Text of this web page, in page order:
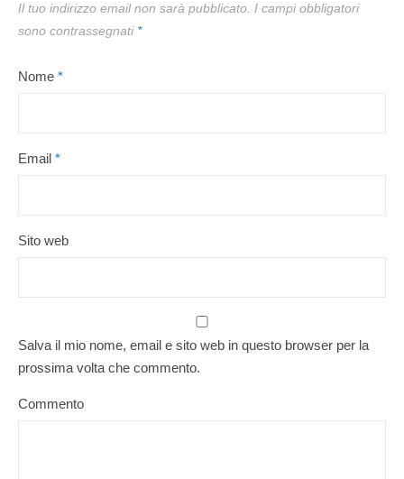
Il tuo indirizzo email non sarà pubblicato. I campi obbligatori
sono contrassegnati *
Nome *
Email *
Sito web
Salva il mio nome, email e sito web in questo browser per la
prossima volta che commento.
Commento